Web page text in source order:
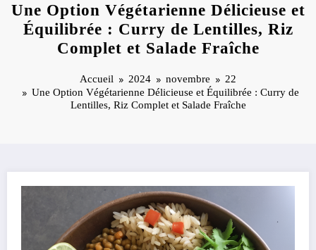
Une Option Végétarienne Délicieuse et
Équilibrée : Curry de Lentilles, Riz
Complet et Salade Fraîche
Accueil 2024 novembre
22
Une Option Végétarienne Délicieuse et Équilibrée : Curry de
Lentilles, Riz Complet et Salade Fraîche